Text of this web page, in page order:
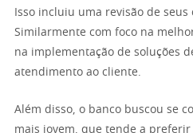
Isso incluiu uma revisão de seus
Similarmente com foco na
na implementação de soluções
atendimento ao cliente.
Além disso, o banco buscou se
mais jovem, que tende a